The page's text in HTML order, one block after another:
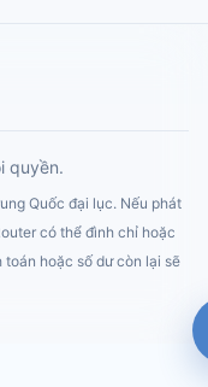
quyền.
Quốc đại lục. Nếu phát
có thể đình chỉ hoặc
hoặc số dư còn lại sẽ